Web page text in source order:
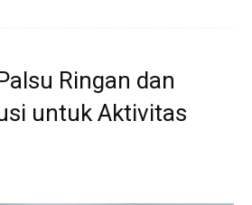
Ringan dan
untuk Aktivitas